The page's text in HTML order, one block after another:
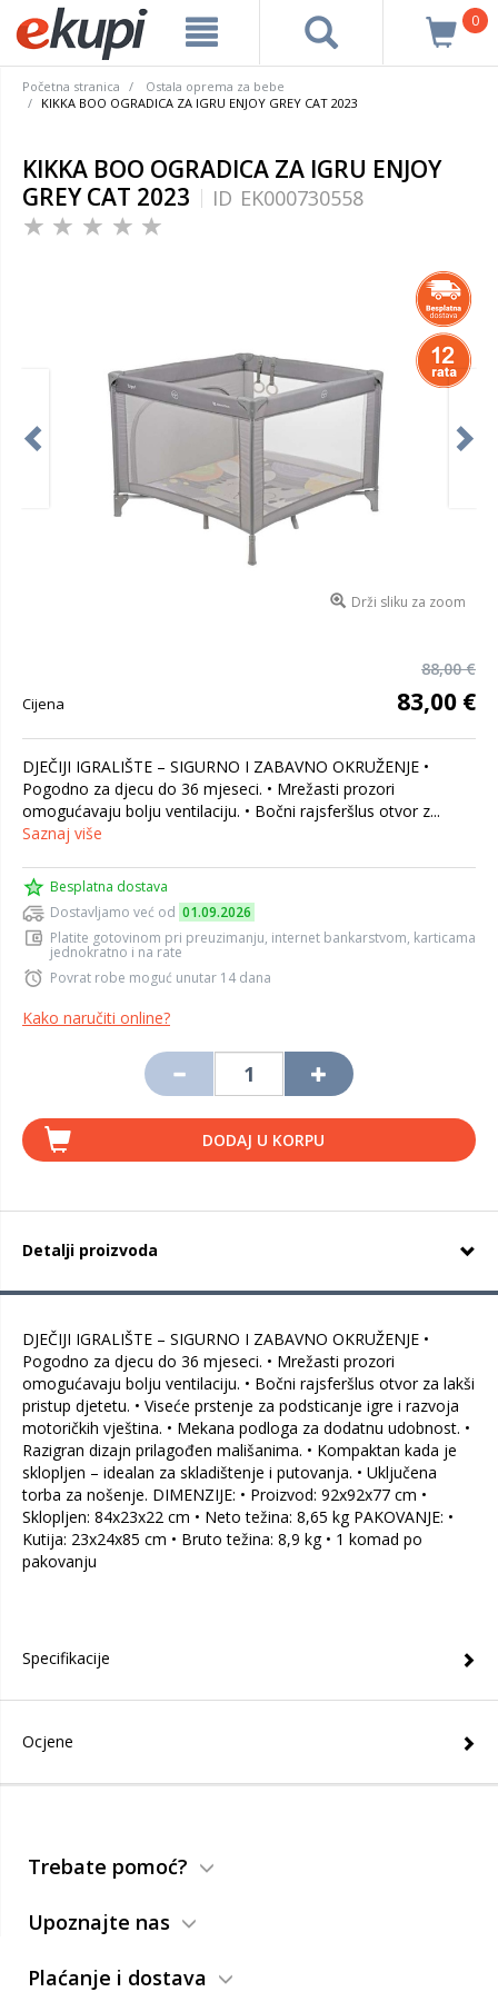
0
Početna stranica
Ostala oprema za bebe
KIKKA BOO OGRADICA ZA IGRU ENJOY GREY CAT 2023
KIKKA BOO OGRADICA ZA IGRU ENJOY
GREY CAT 2023
ID EK000730558
Drži sliku za zoom
88,00 €
Cijena 83,00 €
DJEČIJI IGRALIŠTE – SIGURNO I ZABAVNO OKRUŽENJE •
Pogodno za djecu do 36 mjeseci. • Mrežasti prozori
omogućavaju bolju ventilaciju. • Bočni rajsferšlus otvor z...
Saznaj više
Besplatna dostava
Dostavljamo već od 01.09.2026
Platite gotovinom pri preuzimanju, internet bankarstvom, karticama
jednokratno i na rate
Povrat robe moguć unutar 14 dana
Kako naručiti online?
DODAJ U KORPU
Detalji proizvoda
DJEČIJI IGRALIŠTE – SIGURNO I ZABAVNO OKRUŽENJE •
Pogodno za djecu do 36 mjeseci. • Mrežasti prozori
omogućavaju bolju ventilaciju. • Bočni rajsferšlus otvor za lakši
pristup djetetu. • Viseće prstenje za podsticanje igre i razvoja
motoričkih vještina. • Mekana podloga za dodatnu udobnost. •
Razigran dizajn prilagođen mališanima. • Kompaktan kada je
sklopljen – idealan za skladištenje i putovanja. • Uključena
torba za nošenje. DIMENZIJE: • Proizvod: 92x92x77 cm •
Sklopljen: 84x23x22 cm • Neto težina: 8,65 kg PAKOVANJE: •
Kutija: 23x24x85 cm • Bruto težina: 8,9 kg • 1 komad po
pakovanju
Specifikacije
Ocjene
Trebate pomoć?
Upoznajte nas
Plaćanje i dostava